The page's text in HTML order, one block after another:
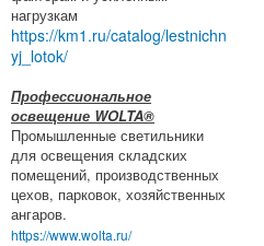
нагрузкам
https://km1.ru/catalog/lestnichn
yj_lotok/
Профессиональное
освещение WOLTA®
Промышленные светильники
для освещения складских
помещений, производственных
цехов, парковок, хозяйственных
ангаров.
https://www.wolta.ru/